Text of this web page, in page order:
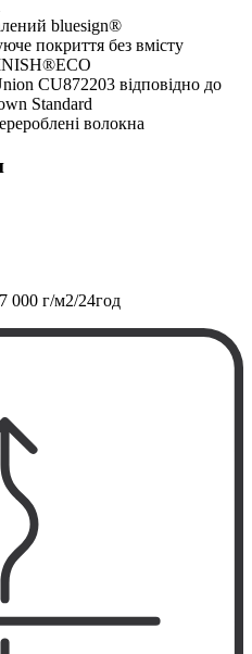
bluesign®
покриття без вмісту
CU872203 відповідно до
Standard
волокна
7 000 г/м2/24год